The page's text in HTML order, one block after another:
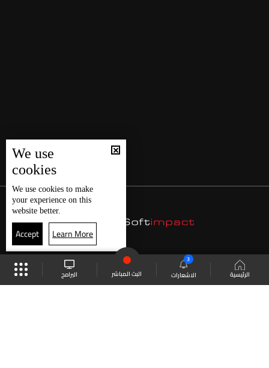
الرئيسية الاشعارات
3
البث المباشر البرامج
We use
cookies
We use cookies to make
your experience on this
website better.
Accept Learn More
موقع البرامج الجدول البث المباشر